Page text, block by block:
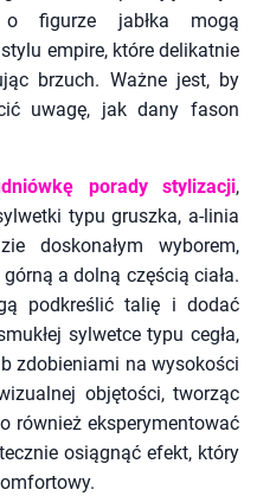
figurze jabłka mogą
empire, które delikatnie
brzuch. Ważne jest, by
uwagę, jak dany fason
porady stylizacji,
typu gruszka, a-linia
doskonałym wyborem,
a dolną częścią ciała.
podkreślić talię i dodać
sylwetce typu cegła,
zdobieniami na wysokości
objętości, tworząc
również eksperymentować
osiągnąć efekt, który